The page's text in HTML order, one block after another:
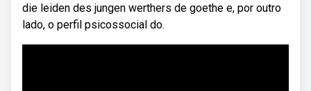
die leiden des jungen werthers de goethe e, por outro
lado, o perfil psicossocial do.